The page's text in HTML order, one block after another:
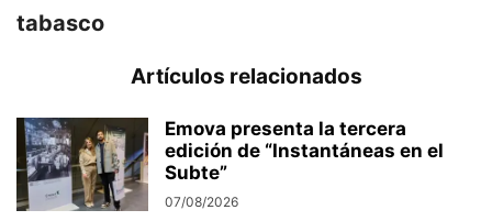
tabasco
Artículos relacionados
Emova presenta la tercera
edición de “Instantáneas en el
Subte”
07/08/2026